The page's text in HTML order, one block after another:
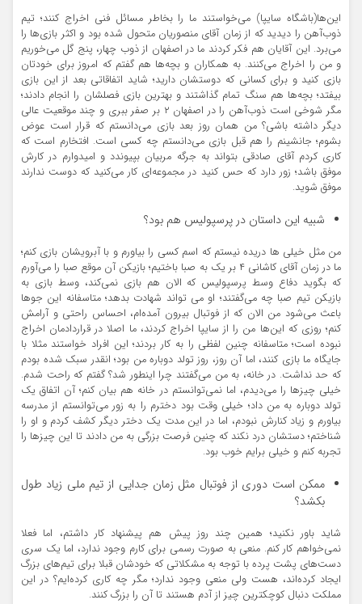
این‌ها(باشگاه سایپا) می‌خواستند ما را بخاطر مسائل فنی اخراج کنند؛ تیم
ذوب‌آهن را دیدید که از زمان آقای منصوریان متحول شده بود و اکثر بازی‌ها را
می‌برد. این آقایان هم فکر کردند ما در اصفهان از ذوب چهار، پنج گل می‌خوریم
و من را اخراج می‌کنند. به همکاران و بچه‌ها هم گفتم که امروز برای خودتان
بازی کنید و برای کسانی که دوستشان دارید؛ شاید اتفاقاتی بعد از این بازی
بیفتد؛ بچه‌ها هم سنگ تمام گذاشتند و بهترین بازی فصلشان را انجام دادند؛
مگر شوخی است ذوب‌آهن را در اصفهان ۲ بر صفر ببری و چند موقعیت عالی
دیگر داشته باشی؟ من همان روز بعد بازی می‌دانستم که قرار است عوض
بشوم؛ جانشینم را هم قبل بازی می‌دانستم چه کسی است. افتخارم است که
کاری کردم آقای صادقی بتواند به جرگه مربیان بپیوندد و امیدوارم در کارش
موفق باشد؛ زور دارد که حس کنید در مجموعه‌ای کار می‌کنید که دوست ندارند
موفق شوید.
شبیه این داستان در پرسپولیس هم بود؟
من مثل خیلی ها دریده نیستم که اسم کسی را بیاورم و با آبرویشان بازی کنم؛
ما در زمان آقای کاشانی ۴ بر یک به صبا باختیم؛ بازیکن آن موقع صبا را می‌آورم
که بگوید دفاع وسط پرسپولیس که الان هم بازی نمی‌کند، وسط بازی به
بازیکن تیم صبا چه می‌گفتند؛ او می تواند شهادت بدهد؛ متاسفانه این جوها
باعث می‌شود من الان که از فوتبال بیرون آمده‌ام، احساس راحتی و آرامش
کنم؛ روزی که این‌ها من را از سایپا اخراج کردند، ما اصلا در قراردادمان اخراج
نبوده است؛ متاسفانه چنین لفظی را به کار بردند؛ این افراد خواستند مثلا با
جایگاه ما بازی کنند، اما آن روز، روز تولد دوباره من بود؛ انقدر سبک شده بودم
که حد نداشت. در خانه، به من می‌گفتند چرا اینطور شد؟ گفتم که راحت شدم.
خیلی چیزها را می‌دیدم، اما نمی‌توانستم در خانه هم بیان کنم؛ آن اتفاق یک
تولد دوباره به من داد؛ خیلی وقت بود دخترم را به زور می‌توانستم از مدرسه
بیاورم و زیاد کنارش نبودم، اما در این مدت یک دختر دیگر کشف کردم و او را
شناختم؛ دستشان درد نکند که چنین فرصت بزرگی به من دادند تا این چیزها را
تجربه کنم و خیلی برایم خوب بود.
ممکن است دوری از فوتبال مثل زمان جدایی از تیم ملی زیاد طول
بکشد؟
شاید باور نکنید؛ همین چند روز پیش هم پیشنهاد کار داشتم، اما فعلا
نمی‌خواهم کار کنم. منعی به صورت رسمی برای کارم وجود ندارد، اما یک سری
دست‌های پشت پرده با توجه به مشکلاتی که خودشان قبلا برای تیم‌های بزرگ
ایجاد کرده‌اند، هست ولی منعی وجود ندارد؛ مگر چه کاری کرده‌ایم؟ در این
مملکت دنبال کوچکترین چیز از آدم هستند تا آن را بزرگ کنند.